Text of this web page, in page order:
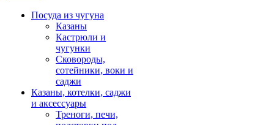
Посуда из чугуна
Казаны
Кастрюли и
чугунки
Сковороды,
сотейники, воки и
саджи
Казаны, котелки, саджи
и аксессуары
Треноги, печи,